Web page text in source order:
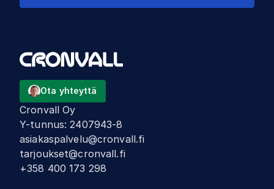
Ota yhteyttä
Cronvall Oy
Y-tunnus:2407943-8
asiakaspalvelu@cronvall.fi
tarjoukset@cronvall.fi
+358 400 173 298